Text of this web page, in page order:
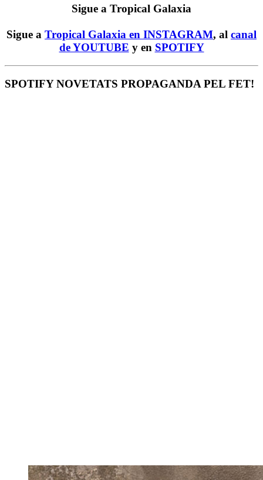
Sigue a Tropical Galaxia
Sigue a Tropical Galaxia en INSTAGRAM, al canal
de YOUTUBE y en SPOTIFY
SPOTIFY NOVETATS PROPAGANDA PEL FET!